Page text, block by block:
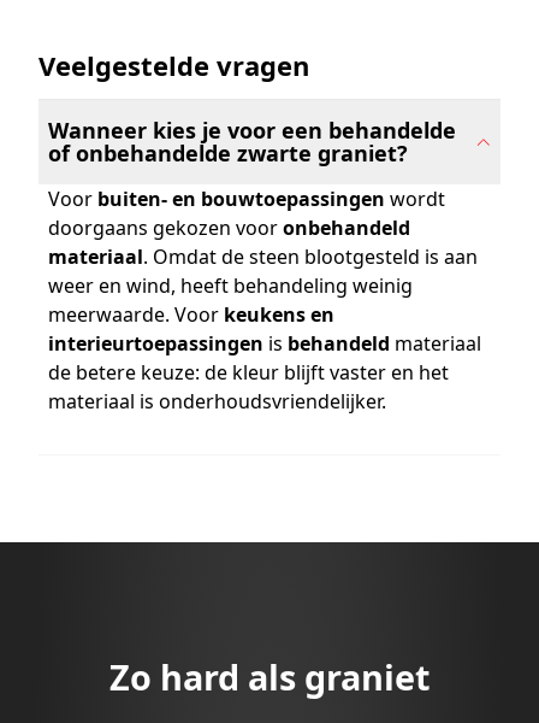
Veelgestelde vragen
Wanneer kies je voor een behandelde
of onbehandelde zwarte graniet?
Voor buiten- en bouwtoepassingen wordt
doorgaans gekozen vooronbehandeld
materiaal. Omdat de steen blootgesteld is aan
weer en wind, heeft behandeling weinig
meerwaarde. Voor keukens en
interieurtoepassingen is behandeld materiaal
de betere keuze: de kleur blijft vaster en het
materiaal is onderhoudsvriendelijker.
Zo hard als graniet